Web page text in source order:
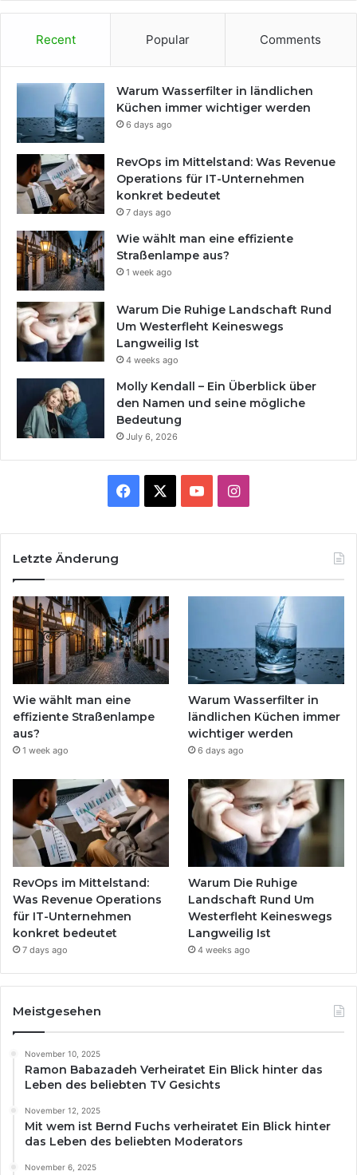
Recent Popular Comments
Warum Wasserfilter in ländlichen
Küchen immer wichtiger werden
6 days ago
RevOps im Mittelstand: Was Revenue
Operations für IT-Unternehmen
konkret bedeutet
7 days ago
Wie wählt man eine effiziente
Straßenlampe aus?
1 week ago
Warum Die Ruhige Landschaft Rund
Um Westerfleht Keineswegs
Langweilig Ist
4 weeks ago
Molly Kendall – Ein Überblick über
den Namen und seine mögliche
Bedeutung
July 6, 2026
Facebook YouTubeInstagram
Letzte Änderung
Wie wählt man eine
effiziente Straßenlampe
aus?
1 week ago
Warum Wasserfilter in
ländlichen Küchen immer
wichtiger werden
6 days ago
RevOps im Mittelstand:
Was Revenue Operations
für IT-Unternehmen
konkret bedeutet
7 days ago
Warum Die Ruhige
Landschaft Rund Um
Westerfleht Keineswegs
Langweilig Ist
4 weeks ago
Meistgesehen
November 10, 2025
Ramon Babazadeh Verheiratet Ein Blick hinter das
Leben des beliebten TV Gesichts
November 12, 2025
Mit wem ist Bernd Fuchs verheiratet Ein Blick hinter
das Leben des beliebten Moderators
November 6, 2025